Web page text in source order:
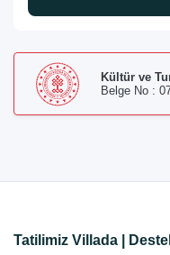
Kültür ve
Belge No :
Tatilimiz Villada |